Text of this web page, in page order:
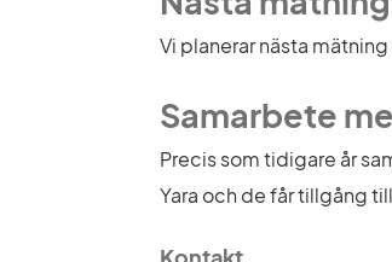
Vi planerar nästa
Samarbete
Precis som tidigare år
Yara och de får tillgång